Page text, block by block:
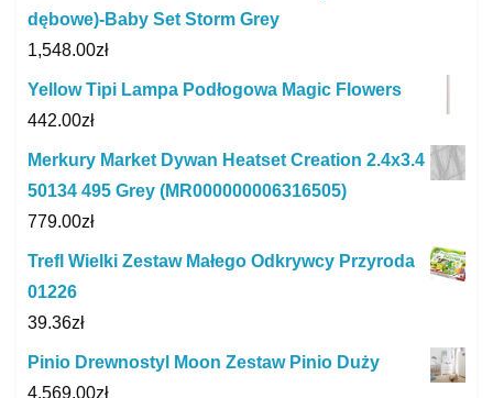
dębowe)-Baby Set Storm Grey
1,548.00zł
Yellow Tipi Lampa Podłogowa Magic Flowers
442.00zł
Merkury Market Dywan Heatset Creation 2.4x3.4
50134 495 Grey (MR000000006316505)
779.00zł
Trefl Wielki Zestaw Małego Odkrywcy Przyroda
01226
39.36zł
Pinio Drewnostyl Moon Zestaw Pinio Duży
4,569.00zł